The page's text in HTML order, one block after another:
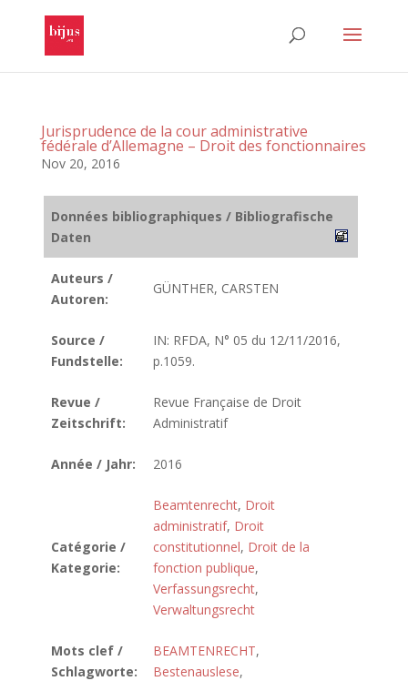
Jurisprudence de la cour administrative
fédérale d’Allemagne – Droit des fonctionnaires
Nov 20, 2016
Données bibliographiques / Bibliografische
Daten
Auteurs /
Autoren:
GÜNTHER, CARSTEN
Source /
Fundstelle:
IN: RFDA, N° 05 du 12/11/2016,
p.1059.
Revue /
Zeitschrift:
Revue Française de Droit
Administratif
Année / Jahr: 2016
Catégorie /
Kategorie:
Beamtenrecht, Droit
administratif, Droit
constitutionnel, Droit de la
fonction publique,
Verfassungsrecht,
Verwaltungsrecht
Mots clef /
Schlagworte:
BEAMTENRECHT,
Bestenauslese,